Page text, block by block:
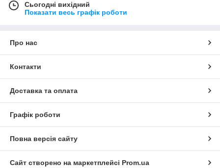
Сьогодні вихідний
Показати весь графік роботи
Про нас
Контакти
Доставка та оплата
Графік роботи
Повна версія сайту
Сайт створено на маркетплейсі Prom.ua